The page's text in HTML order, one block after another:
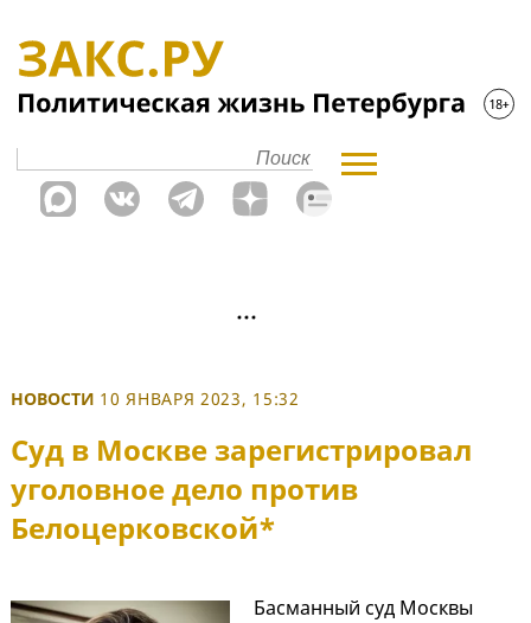
НОВОСТИ 10 ЯНВАРЯ 2023, 15:32
Суд в Москве зарегистрировал
уголовное дело против
Белоцерковской*
Басманный суд Москвы